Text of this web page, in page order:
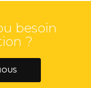
besoin
?